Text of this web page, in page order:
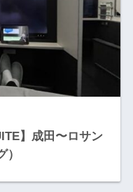
】成田〜ロサン